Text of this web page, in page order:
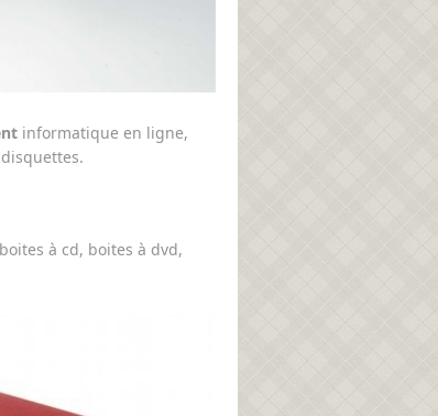
informatique en ligne,
à cd, boites à dvd,